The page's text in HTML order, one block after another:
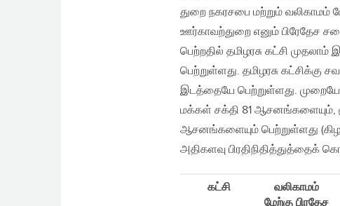
துறை நகரசபை மற்றும் வலிகாமம்
ஊர்காவற்துறை எனும் பிரேதேச
பெற்றதில் தமிழரசு கட்சி
பெற்றுள்ளது. தமிழரசு
இடத்தையே பெற்றுள்ளது.
மக்கள் சக்தி 81 ஆசனங்களையும்,
ஆசனங்களையும் பெற்றுள்ளது
அதிகளவு பிரதிநிதித்துத்தைக்
கட்சி
வலிகாமம்
மேற்கு பிரதேச